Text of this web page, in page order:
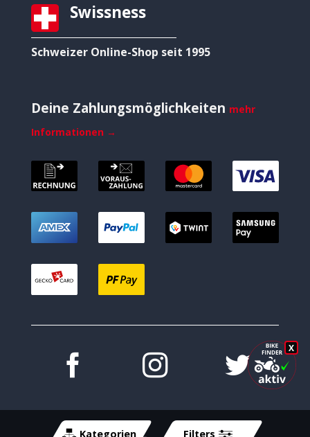
Kategorien Filters
X
Swissness
Schweizer Online-Shop seit 1995
Deine Zahlungsmöglichkeiten mehr
Informationen →